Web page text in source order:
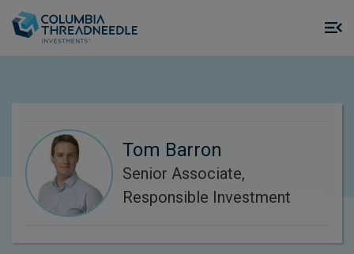
Tom Barron
Senior Associate,
Responsible Investment